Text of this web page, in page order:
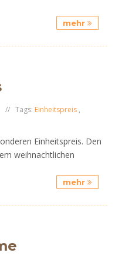
mehr
// Tags: Einheitspreis ,
Einheitspreis. Den
weihnachtlichen
mehr